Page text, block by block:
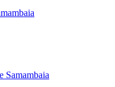
Samambaia